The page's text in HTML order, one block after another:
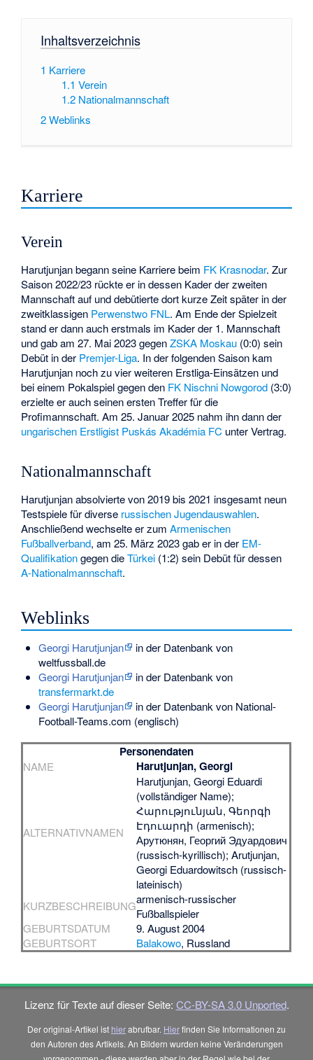
Inhaltsverzeichnis
1 Karriere
1.1 Verein
1.2 Nationalmannschaft
2Weblinks
Karriere
Verein
Harutjunjan begann seine Karriere beim FK Krasnodar. Zur
Saison 2022/23 rückte er in dessen Kader der zweiten
Mannschaft auf und debütierte dort kurze Zeit später in der
zweitklassigen Perwenstwo FNL. Am Ende der Spielzeit
stand er dann auch erstmals im Kader der 1. Mannschaft
und gab am 27. Mai 2023 gegenZSKA Moskau (0:0) sein
Debüt in der Premjer-Liga. In der folgenden Saison kam
Harutjunjan noch zu vier weiteren Erstliga-Einsätzen und
bei einem Pokalspiel gegen den FK Nischni Nowgorod (3:0)
erzielte er auch seinen ersten Treffer für die
Profimannschaft. Am 25. Januar 2025 nahm ihn dann der
ungarischen Erstligist Puskás Akadémia FC unter Vertrag.
Nationalmannschaft
Harutjunjan absolvierte von 2019 bis 2021 insgesamt neun
Testspiele für diverse russischen Jugendauswahlen.
Anschließend wechselte er zumArmenischen
Fußballverband, am 25. März 2023 gab er in der EM-
Qualifikationgegen dieTürkei (1:2) sein Debüt für dessen
A-Nationalmannschaft.
Weblinks
Georgi Harutjunjan
in der Datenbank von
weltfussball.de
Georgi Harutjunjan
in der Datenbank von
transfermarkt.de
Georgi Harutjunjan
in der Datenbank von National-
Football-Teams.com (englisch)
Personendaten
NAME Harutjunjan, Georgi
ALTERNATIVNAMEN
Harutjunjan, Georgi Eduardi
(vollständiger Name);
Հարությունյան, Գեորգի
Էդուարդի (armenisch);
Арутюнян, Георгий Эдуардович
(russisch-kyrillisch); Arutjunjan,
Georgi Eduardowitsch (russisch-
lateinisch)
KURZBESCHREIBUNGarmenisch-russischer
Fußballspieler
GEBURTSDATUM
9. August 2004
GEBURTSORT
Balakowo, Russland
Lizenz für Texte auf dieser Seite: CC-BY-SA 3.0 Unported.
Der original-Artikel ist hierabrufbar. Hierfinden Sie Informationen zu
den Autoren des Artikels. An Bildern wurden keine Veränderungen